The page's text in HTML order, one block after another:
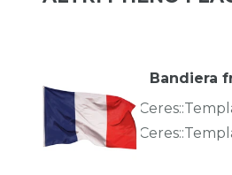
Bandiera